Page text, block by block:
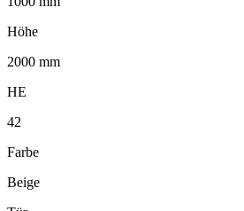
Höhe
2000 mm
HE
42
Farbe
Beige